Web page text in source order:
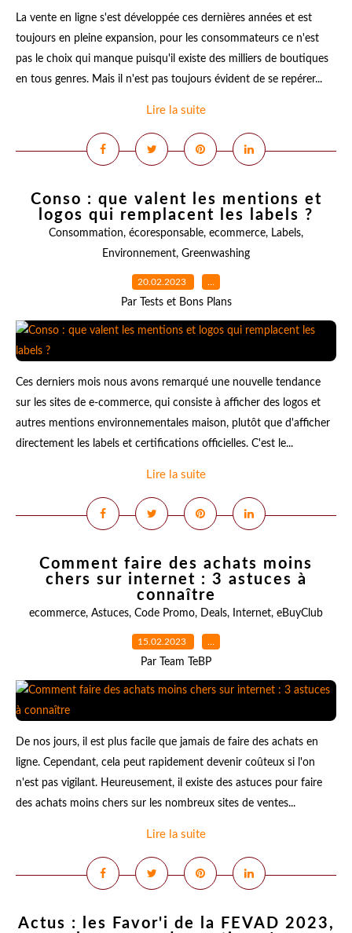
La vente en ligne s'est développée ces dernières années et est
toujours en pleine expansion, pour les consommateurs ce n'est
pas le choix qui manque puisqu'il existe des milliers de boutiques
en tous genres. Mais il n'est pas toujours évident de se repérer...
Lire la suite
Conso : que valent les mentions et
logos qui remplacent les labels ?
Consommation, écoresponsable, ecommerce, Labels,
Environnement, Greenwashing
20.02.2023 …
Par Tests et Bons Plans
Ces derniers mois nous avons remarqué une nouvelle tendance
sur les sites de e-commerce, qui consiste à afficher des logos et
autres mentions environnementales maison, plutôt que d'afficher
directement les labels et certifications officielles. C'est le...
Lire la suite
Comment faire des achats moins
chers sur internet : 3 astuces à
connaître
ecommerce, Astuces, Code Promo, Deals, Internet, eBuyClub
15.02.2023 …
Par Team TeBP
De nos jours, il est plus facile que jamais de faire des achats en
ligne. Cependant, cela peut rapidement devenir coûteux si l'on
n'est pas vigilant. Heureusement, il existe des astuces pour faire
des achats moins chers sur les nombreux sites de ventes...
Lire la suite
Actus : les Favor'i de la FEVAD 2023,